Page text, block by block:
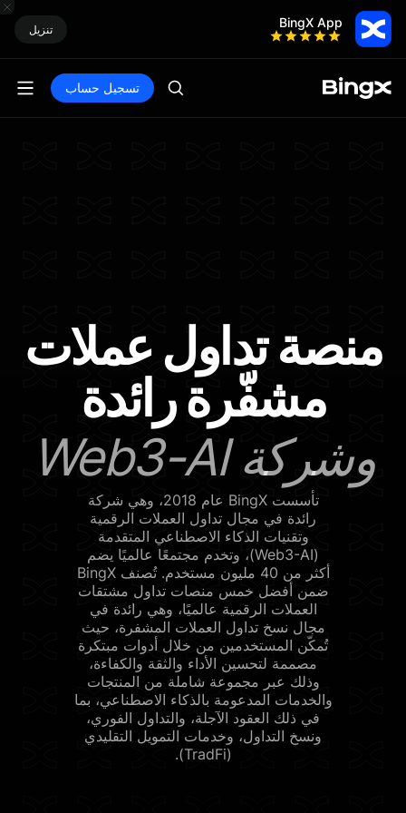
BingX App تنزيل
تسجيل حساب
منصة تداول عملات
مشفّرة رائدة
وشركة Web3-AI
تأسست BingX عام 2018، وهي شركة
رائدة في مجال تداول العملات الرقمية
وتقنيات الذكاء الاصطناعي المتقدمة
(Web3-AI)، وتخدم مجتمعًا عالميًا يضم
أكثر من 40 مليون مستخدم. تُصنف BingX
ضمن أفضل خمس منصات تداول مشتقات
العملات الرقمية عالميًا، وهي رائدة في
مجال نسخ تداول العملات المشفرة، حيث
تُمكّن المستخدمين من خلال أدوات مبتكرة
مصممة لتحسين الأداء والثقة والكفاءة،
وذلك عبر مجموعة شاملة من المنتجات
والخدمات المدعومة بالذكاء الاصطناعي، بما
في ذلك العقود الآجلة، والتداول الفوري،
ونسخ التداول، وخدمات التمويل التقليدي
(TradFi).